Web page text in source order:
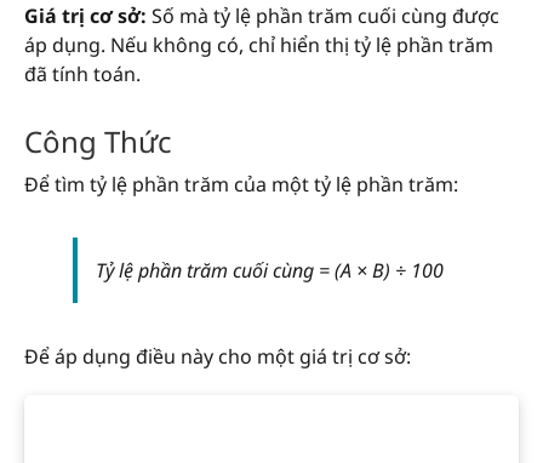
Giá trị cơ sở: Số mà tỷ lệ phần trăm cuối cùng được
áp dụng. Nếu không có, chỉ hiển thị tỷ lệ phần trăm
đã tính toán.
Công Thức
Để tìm tỷ lệ phần trăm của một tỷ lệ phần trăm:
Tỷ lệ phần trăm cuối cùng = (A × B) ÷ 100
Để áp dụng điều này cho một giá trị cơ sở: